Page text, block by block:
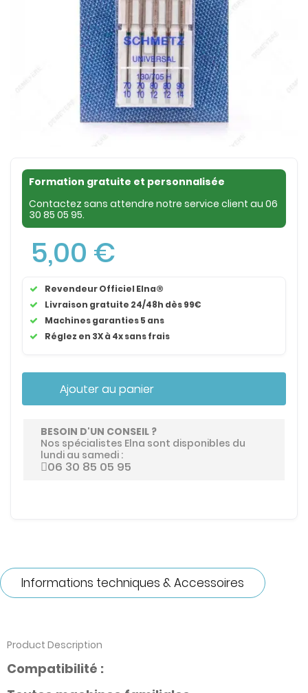
Formation gratuite et personnalisée
Contactez sans attendre notre service client au 06
30 85 05 95.
5,00 €
Revendeur Officiel Elna®
Livraison gratuite 24/48h dès 99€
Machines garanties 5 ans
Réglez en 3X à 4x sans frais
Ajouter au panier
BESOIN D'UN CONSEIL ?
Nos spécialistes Elna sont disponibles du
lundi au samedi :
06 30 85 05 95
Informations techniques & Accessoires
Product Description
Compatibilité :